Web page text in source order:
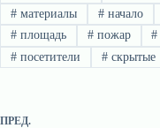
#материалы #начало
#площадь #пожар #
#посетители #скрытые
ПРЕД.